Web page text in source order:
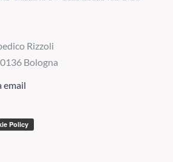
Rizzoli
Bologna
email